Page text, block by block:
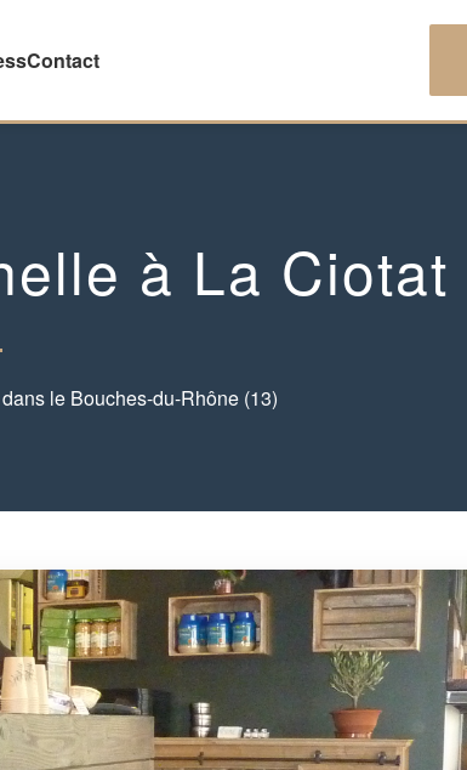
Contact
à La Ciotat
le Bouches-du-Rhône (13)